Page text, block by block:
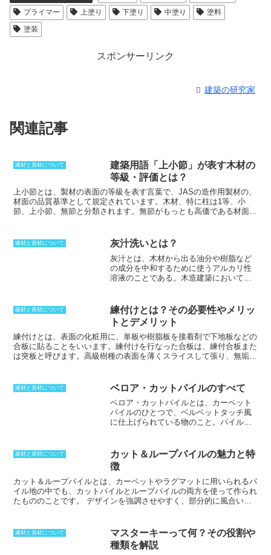
プライマー
上塗り 下塗り 中塗り
塗料
塗装
スポンサーリンク
建築の研究家
関連記事
建材と資材について
建築用語「上小節」が表す木材の
等級・評価とは？
上小節とは、製材の表面の等級を表す言葉で、JASの造作用製材の、
材面の品質基準として規定されています。木材、特に柱は1等、小
節、上小節、無節と分類されます。無節がもっとも高価である材面に
等級は、柱の4面のうち、もっとも良い一面のみで決まっています。
無垢材しかなかった時代には、 上小節
は高級な品であったが、集成材
が一般的になりました。緑甲板の等級にも同様
建材と資材について 灰汁洗いとは？
灰汁とは、木材から出る油分や樹脂など
の成分を中和するために使うアルカリ性
溶液のことである。木造建築において、
る。灰汁は、木目をきれいに見せ、木材
の強度を高める効果もある。また、灰汁
は、木材の表面を滑らかにし、汚れがつ
きにくくなる効果もある。灰汁は、木材
の表面に塗布することで、木材の表面を
保護することができる。灰汁は、木材の
面に塗布することで、木材の表面を保護
することができるため、木造建築におい
て重要な役割を果たしている。
建材と資材について
練付けとは？その必要性やメリッ
トとデメリット
練付けとは、表面の化粧用に、単板や樹脂板を接着剤で下地板などの
合板に貼ること をいいます。練付けを行なった合板は、練付合板また
は突板と呼びます 。高級樹種の表面を薄くスライスして張り、無垢材
発展してからは、わざわざ練付けを行わず、プリントで木材などの表
面を表現するようになったため使用頻度は減少しています。練付材
は、無垢であるため、傷ついたときなどには比較的容易に補修が可能
です。しかし、無垢であるために湿気に弱く、収縮と膨張をくり返す
とひび割れが起きる場合もあります。これを避けるために、表面に塗
建材と資材について ベロア・カットパイルのすべて
ベロア・カットパイルとは、カーペット
パイルのひとつで、ベルベットタッチ風
に仕上げられている物のこと。パイルの
っており、やわらかに感じることができ
る。ベルベットとは、表面に細かく起毛
させている布生地のことをさし、ベロア
仕上げとは、起毛させて刈りそろえると
いう意味があり、絨毯編物のひとつとな
る。ベルベットとベロアは見た目ではほ
カットすることで作られている。このと
きに均一に起こすことが重要であり、高
さも一定にすることができるようにな
建材と資材について
カット＆ループパイルの魅力と特
徴
カット＆ループパイルとは、カーペットやラグマットに用いられるパ
イル地の中でも、カットパイルとループパイルの両方を使って作られ
たもののことです。
デザインを強調させやすく、部分的に風合いも
の良いところをとっていると言えるでしょう。カット＆ループパイル
では単一ではなく複雑な感触を作り出すことができます。また、カッ
トの仕方などによってコントラストも浮き上がらせるため、
建材と資材について
マスターキーって何？その役割や
種類を解説